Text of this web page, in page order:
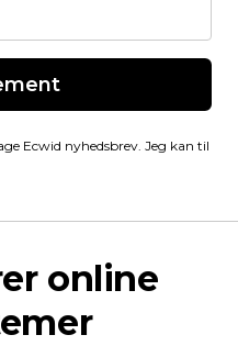
Ecwid nyhedsbrev. Jeg kan til
online